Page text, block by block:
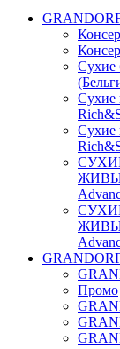
Сухие
Сухие
Сухие
Промо